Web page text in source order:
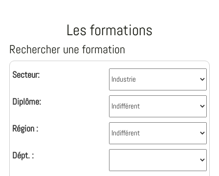
Les formations
Rechercher une formation
Secteur:
Diplôme:
Région :
Dépt. :